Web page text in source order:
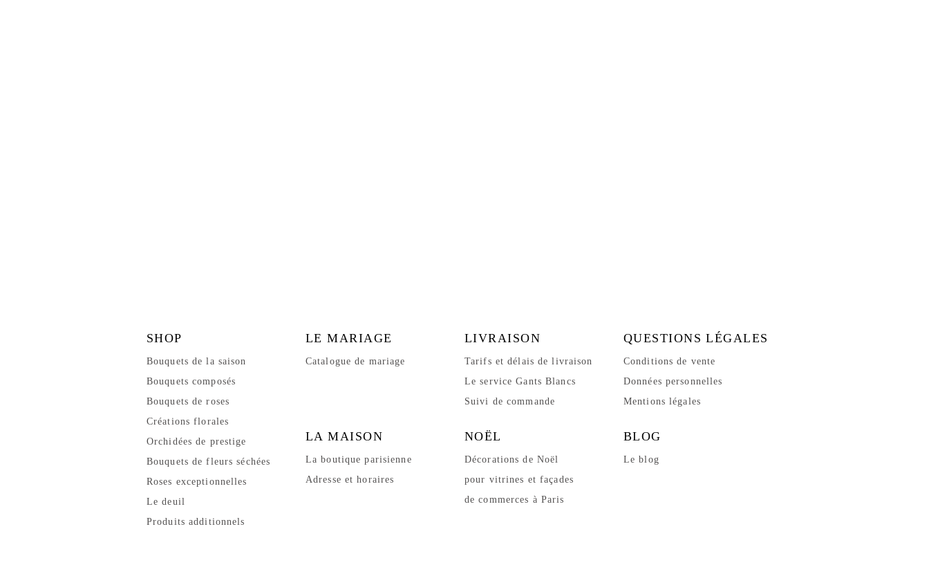
SHOP
Bouquets de la saison
Bouquets composés
Bouquets de roses
Créations florales
Orchidées de prestige
Bouquets de fleurs séchées
Roses exceptionnelles
Le deuil
Produits additionnels
LE MARIAGE
Catalogue de mariage
LIVRAISON
Tarifs et délais de livraison
Le service Gants Blancs
Suivi de commande
QUESTIONS LÉGALES
Conditions de vente
Données personnelles
Mentions légales
LA MAISON
La boutique parisienne
Adresse et horaires
NOËL
Décorations de Noël
pour vitrines et façades
de commerces à Paris
BLOG
Le blog